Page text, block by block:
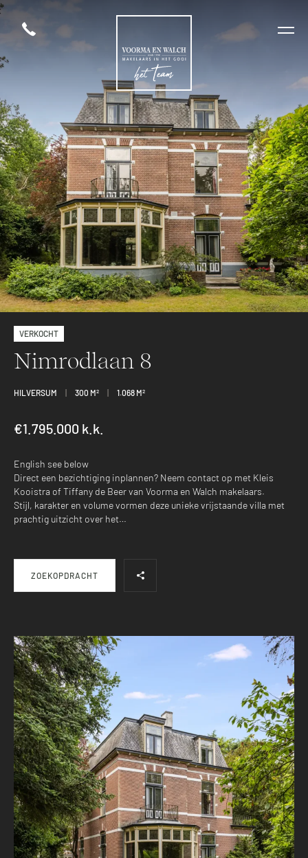
VERKOCHT
Nimrodlaan 8
HILVERSUM 300 M2 1.068 M2
€1.795.000 k.k.
English see below
Direct een bezichtiging inplannen? Neem contact op met Kleis
Kooistra of Tiffany de Beer van Voorma en Walch makelaars.
Stijl, karakter en volume vormen deze unieke vrijstaande villa met
prachtig uitzicht over het…
ZOEKOPDRACHT